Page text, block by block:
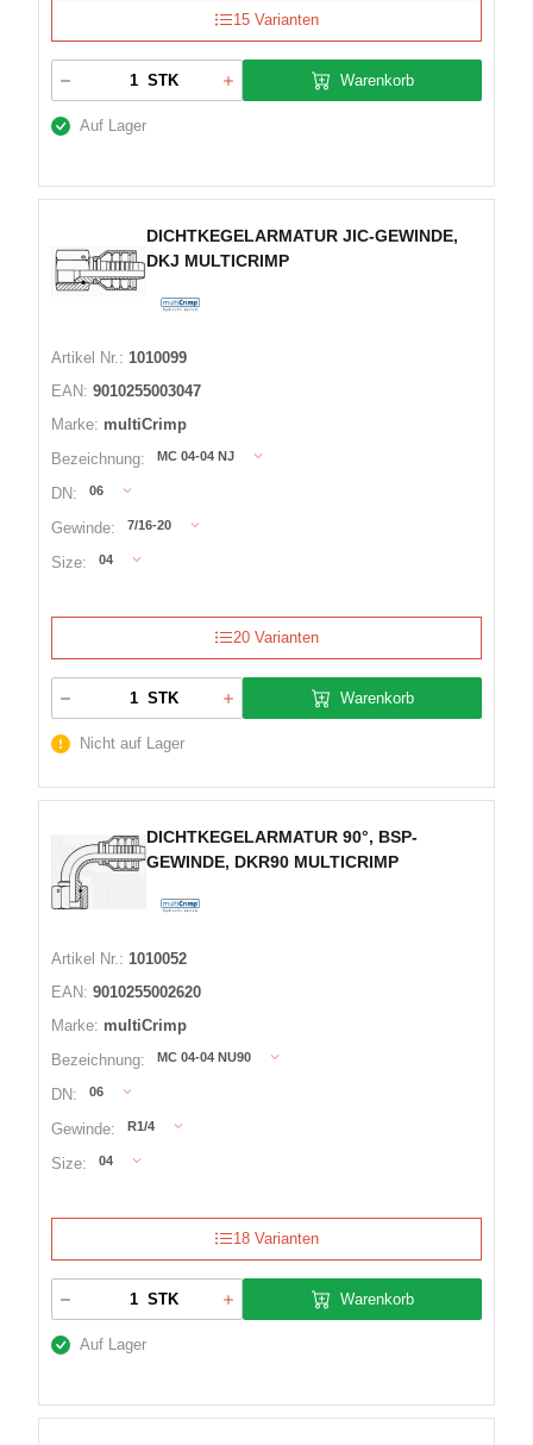
15 Varianten
STK Warenkorb
Auf Lager
DICHTKEGELARMATUR JIC-GEWINDE,
DKJ MULTICRIMP
Artikel Nr.: 1010099
EAN: 9010255003047
Marke: multiCrimp
Bezeichnung:
MC 04-04 NJ
DN: 06
Gewinde: 7/16-20
Size: 04
20 Varianten
STK Warenkorb
Nicht auf Lager
DICHTKEGELARMATUR 90°, BSP-
GEWINDE, DKR90 MULTICRIMP
Artikel Nr.: 1010052
EAN: 9010255002620
Marke: multiCrimp
Bezeichnung:
MC 04-04 NU90
DN: 06
Gewinde: R1/4
Size: 04
18 Varianten
STK Warenkorb
Auf Lager